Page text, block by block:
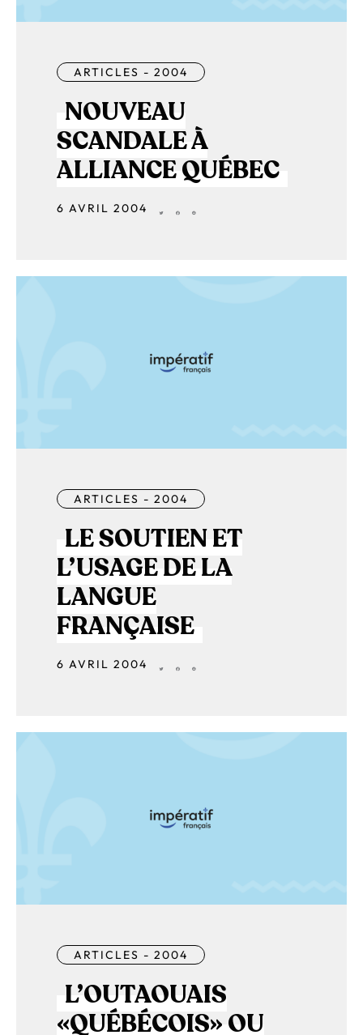
ARTICLES - 2004
NOUVEAU
SCANDALE À
ALLIANCE QUÉBEC
6 AVRIL 2004
ARTICLES - 2004
LE SOUTIEN ET
L’USAGE DE LA
LANGUE
FRANÇAISE
6 AVRIL 2004
ARTICLES - 2004
L’OUTAOUAIS
«QUÉBÉCOIS» OU